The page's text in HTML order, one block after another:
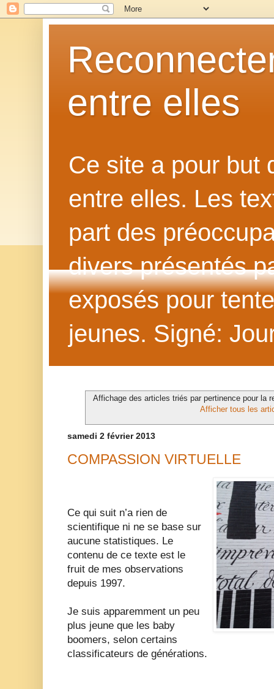
entre elles
Ce site a pour but
entre elles. Les
part des
divers présentés
exposés pour
jeunes. Signé:
Affichage des articles triés par pertinence pour la
Afficher tous les
samedi 2 février 2013
COMPASSION VIRTUELLE
Ce qui suit n’a rien de
scientifique ni ne se base sur
aucune statistiques. Le
contenu de ce texte est le
fruit de mes observations
depuis 1997.
Je suis apparemment un peu
plus jeune que les baby
boomers, selon certains
classificateurs de générations.